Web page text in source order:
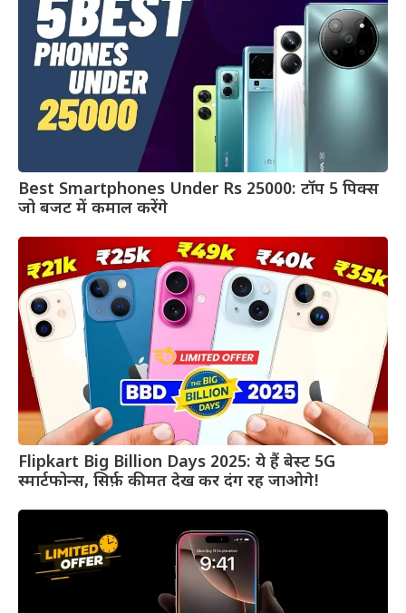
Best Smartphones Under Rs 25000: टॉप 5 पिक्स
जो बजट में कमाल करेंगे
Flipkart Big Billion Days 2025: ये हैं बेस्ट 5G
स्मार्टफोन्स, सिर्फ़ कीमत देख कर दंग रह जाओगे!